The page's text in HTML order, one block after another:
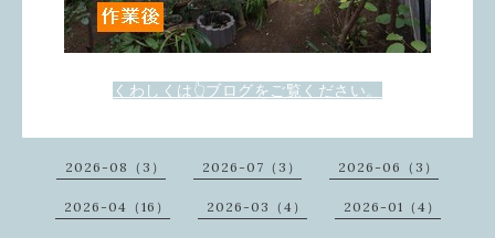
くわしくは👆ブログをご覧ください。
2026-08（3） 2026-07（3） 2026-06（3）
2026-04（16） 2026-03（4） 2026-01（4）